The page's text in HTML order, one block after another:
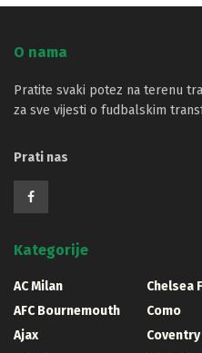
O nama
Pratite svaki potez na terenu
za sve vijesti o fudbalskim
Prati nas
Kategorije
AC Milan
AFC Bournemouth
Ajax
Chelsea
Como
Coventry